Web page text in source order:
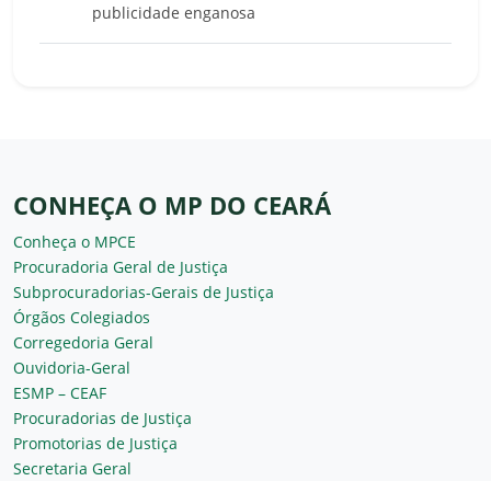
publicidade enganosa
CONHEÇA O MP DO CEARÁ
Conheça o MPCE
Procuradoria Geral de Justiça
Subprocuradorias-Gerais de Justiça
Órgãos Colegiados
Corregedoria Geral
Ouvidoria-Geral
ESMP – CEAF
Procuradorias de Justiça
Promotorias de Justiça
Secretaria Geral